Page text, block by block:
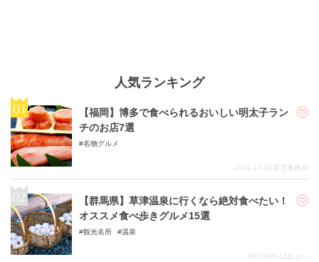
人気ランキング
【福岡】博多で食べられるおいしい明太子ラン
チのお店7選
名物グルメ
2021-12-10運営事務局
【群馬県】草津温泉に行くなら絶対食べたい！
オススメ食べ歩きグルメ15選
観光名所 温泉
2023-06-12あおい